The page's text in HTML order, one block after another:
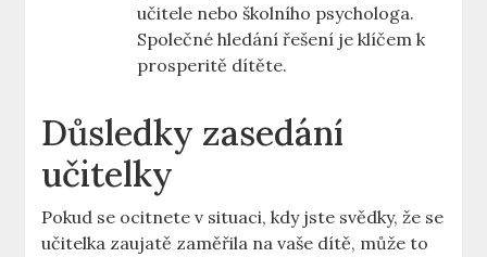
učitele​ nebo školního ⁣psychologa.
Společné hledání řešení je klíčem k⁣
prosperitě dítěte.
Důsledky zasedání
‌učitelky
Pokud se ocitnete v situaci,⁣ kdy jste svědky,⁤ že se
učitelka zaujatě ‌zaměřila​ na ⁤vaše dítě, může to